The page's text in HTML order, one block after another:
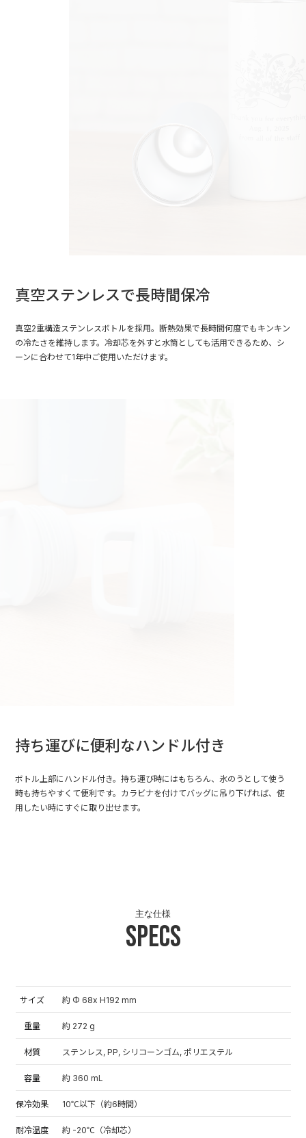
真空ステンレスで長時間保冷
真空2重構造ステンレスボトルを採用。断熱効果で長時間何度でもキンキン
の冷たさを維持します。冷却芯を外すと水筒としても活用できるため、シ
ーンに合わせて1年中ご使用いただけます。
持ち運びに便利なハンドル付き
ボトル上部にハンドル付き。持ち運び時にはもちろん、氷のうとして使う
時も持ちやすくて便利です。カラビナを付けてバッグに吊り下げれば、使
用したい時にすぐに取り出せます。
Specs
主な仕様
サイズ 約 Φ 68x H192 mm
重量 約 272 g
材質 ステンレス, PP, シリコーンゴム, ポリエステル
容量 約 360 mL
保冷効果 10℃以下（約6時間）
耐冷温度 約 -20℃（冷却芯）